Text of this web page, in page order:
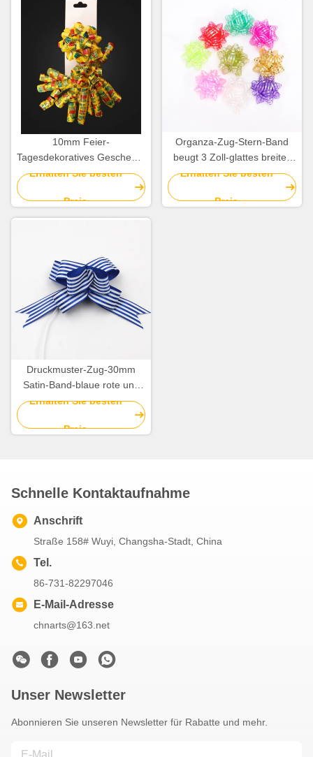
10mm Feier-
Tagesdekoratives Geschenk-
Verpackungs-Band-gelockter
Erhalten Sie besten
Preis
Organza-Zug-Stern-Band
beugt 3 Zoll-glattes breites
Weihnachtsband
Erhalten Sie besten
Preis
Druckmuster-Zug-30mm
Satin-Band-blaue rote und
weiße gestreifte
Erhalten Sie besten
Preis
Schnelle Kontaktaufnahme
Anschrift
Straße 158# Wuyi, Changsha-Stadt, China
Tel.
86-731-82297046
E-Mail-Adresse
chnarts@163.net
Unser Newsletter
Abonnieren Sie unseren Newsletter für Rabatte und mehr.